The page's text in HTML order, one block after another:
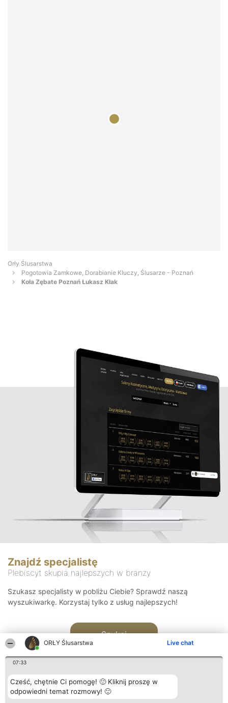
ORŁY Ślusarstwa Live chat
07:33
Cześć, chętnie Ci pomogę! 🙂 Kliknij proszę w
odpowiedni temat rozmowy! 🙂
Orły Ślusarstwa
Pogotowia Zamkowe, Dorabianie Kluczy, Ślusarze - Poznań
Koła Zębate Poznań Łukasz Kłak
Znajdź specjalistę
Plebiscyt skupia najlepszych w branży
Szukasz specjalisty w pobliżu Ciebie? Sprawdź naszą
wyszukiwarkę. Korzystaj tylko z usług najlepszych!
Szukaj